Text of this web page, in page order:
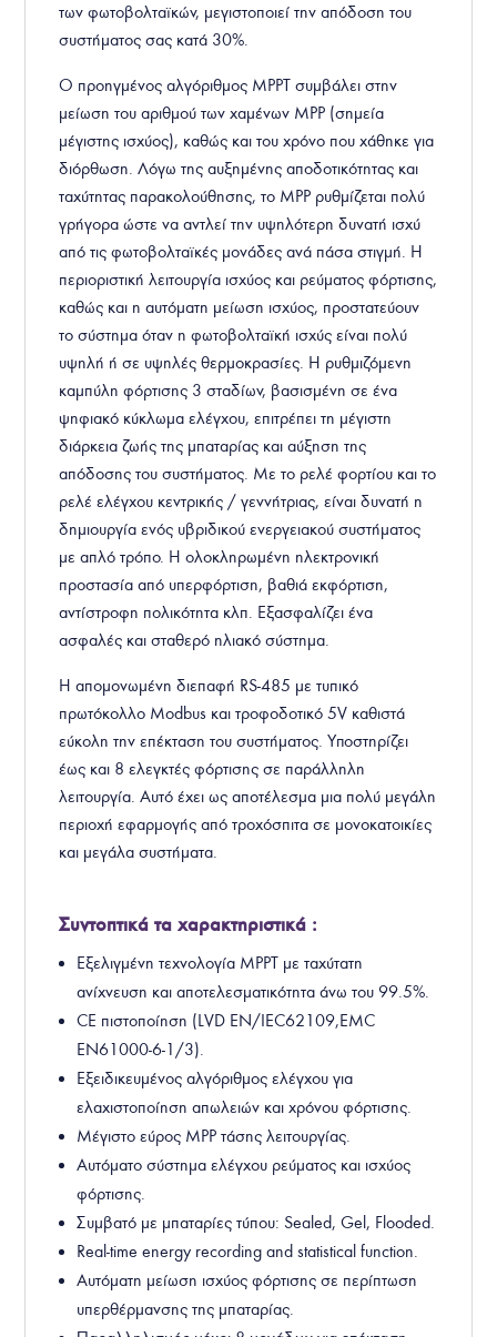
των φωτοβολταϊκών, μεγιστοποιεί την απόδοση του
συστήματος σας κατά 30%.
Ο προηγμένος αλγόριθμος MPPT συμβάλει στην
μείωση του αριθμού των χαμένων MPP (σημεία
μέγιστης ισχύος), καθώς και του χρόνο που χάθηκε για
διόρθωση. Λόγω της αυξημένης αποδοτικότητας και
ταχύτητας παρακολούθησης, το MPP ρυθμίζεται πολύ
γρήγορα ώστε να αντλεί την υψηλότερη δυνατή ισχύ
από τις φωτοβολταϊκές μονάδες ανά πάσα στιγμή. Η
περιοριστική λειτουργία ισχύος και ρεύματος φόρτισης,
καθώς και η αυτόματη μείωση ισχύος, προστατεύουν
το σύστημα όταν η φωτοβολταϊκή ισχύς είναι πολύ
υψηλή ή σε υψηλές θερμοκρασίες. Η ρυθμιζόμενη
καμπύλη φόρτισης 3 σταδίων, βασισμένη σε ένα
ψηφιακό κύκλωμα ελέγχου, επιτρέπει τη μέγιστη
διάρκεια ζωής της μπαταρίας και αύξηση της
απόδοσης του συστήματος. Με το ρελέ φορτίου και το
ρελέ ελέγχου κεντρικής / γεννήτριας, είναι δυνατή η
δημιουργία ενός υβριδικού ενεργειακού συστήματος
με απλό τρόπο. Η ολοκληρωμένη ηλεκτρονική
προστασία από υπερφόρτιση, βαθιά εκφόρτιση,
αντίστροφη πολικότητα κλπ. Εξασφαλίζει ένα
ασφαλές και σταθερό ηλιακό σύστημα.
Η απομονωμένη διεπαφή RS-485 με τυπικό
πρωτόκολλο Modbus και τροφοδοτικό 5V καθιστά
εύκολη την επέκταση του συστήματος. Υποστηρίζει
έως και 8 ελεγκτές φόρτισης σε παράλληλη
λειτουργία. Αυτό έχει ως αποτέλεσμα μια πολύ μεγάλη
περιοχή εφαρμογής από τροχόσπιτα σε μονοκατοικίες
και μεγάλα συστήματα.
Συντοπτικά τα χαρακτηριστικά :
Εξελιγμένη τεχνολογία MPPT με ταχύτατη
ανίχνευση και αποτελεσματικότητα άνω του 99.5%.
CE πιστοποίηση (LVD EN/IEC62109,EMC
EN61000-6-1/3).
Εξειδικευμένος αλγόριθμος ελέγχου για
ελαχιστοποίηση απωλειών και χρόνου φόρτισης.
Μέγιστο εύρος MPP τάσης λειτουργίας.
Αυτόματο σύστημα ελέγχου ρεύματος και ισχύος
φόρτισης.
Συμβατό με μπαταρίες τύπου: Sealed, Gel, Flooded.
Real-time energy recording and statistical function.
Αυτόματη μείωση ισχύος φόρτισης σε περίπτωση
υπερθέρμανσης της μπαταρίας.